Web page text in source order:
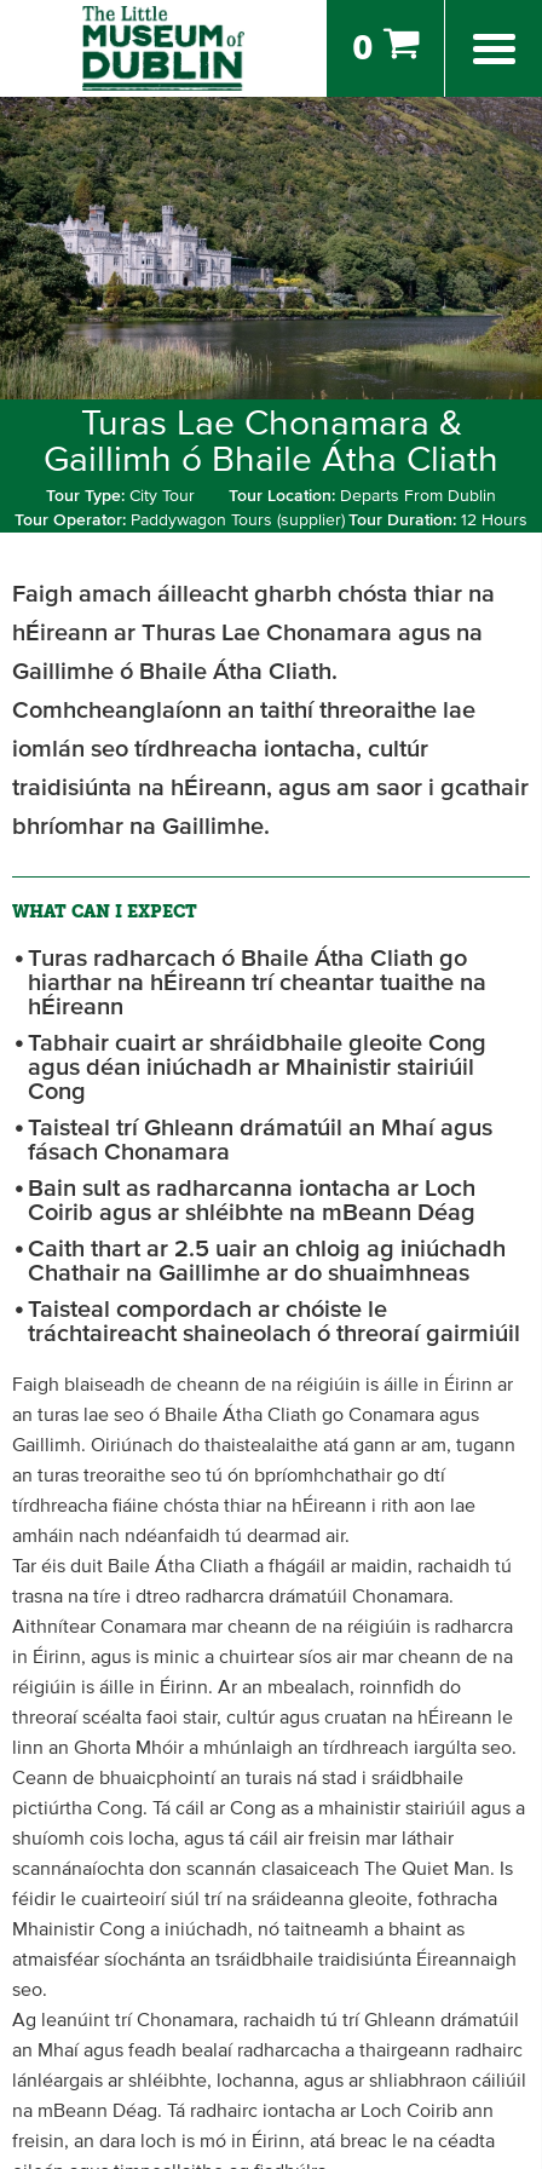
0
Turas Lae Chonamara &
Gaillimh ó Bhaile Átha Cliath
Tour Type: City Tour Tour Location: Departs From Dublin
Tour Operator: Paddywagon Tours (supplier) Tour Duration: 12 Hours
Faigh amach áilleacht gharbh chósta thiar na
hÉireann ar Thuras Lae Chonamara agus na
Gaillimhe ó Bhaile Átha Cliath.
Comhcheanglaíonn an taithí threoraithe lae
iomlán seo tírdhreacha iontacha, cultúr
traidisiúnta na hÉireann, agus am saor i gcathair
bhríomhar na Gaillimhe.
WHAT CAN I EXPECT
Turas radharcach ó Bhaile Átha Cliath go
hiarthar na hÉireann trí cheantar tuaithe na
hÉireann
Tabhair cuairt ar shráidbhaile gleoite Cong
agus déan iniúchadh ar Mhainistir stairiúil
Cong
Taisteal trí Ghleann drámatúil an Mhaí agus
fásach Chonamara
Bain sult as radharcanna iontacha ar Loch
Coirib agus ar shléibhte na mBeann Déag
Caith thart ar 2.5 uair an chloig ag iniúchadh
Chathair na Gaillimhe ar do shuaimhneas
Taisteal compordach ar chóiste le
tráchtaireacht shaineolach ó threoraí gairmiúil
Faigh blaiseadh de cheann de na réigiúin is áille in Éirinn ar
an turas lae seo ó Bhaile Átha Cliath go Conamara agus
Gaillimh. Oiriúnach do thaistealaithe atá gann ar am, tugann
an turas treoraithe seo tú ón bpríomhchathair go dtí
tírdhreacha fiáine chósta thiar na hÉireann i rith aon lae
amháin nach ndéanfaidh tú dearmad air.
Tar éis duit Baile Átha Cliath a fhágáil ar maidin, rachaidh tú
trasna na tíre i dtreo radharcra drámatúil Chonamara.
Aithnítear Conamara mar cheann de na réigiúin is radharcra
in Éirinn, agus is minic a chuirtear síos air mar cheann de na
réigiúin is áille in Éirinn. Ar an mbealach, roinnfidh do
threoraí scéalta faoi stair, cultúr agus cruatan na hÉireann le
linn an Ghorta Mhóir a mhúnlaigh an tírdhreach iargúlta seo.
Ceann de bhuaicphointí an turais ná stad i sráidbhaile
pictiúrtha Cong. Tá cáil ar Cong as a mhainistir stairiúil agus a
shuíomh cois locha, agus tá cáil air freisin mar láthair
scannánaíochta don scannán clasaiceach The Quiet Man. Is
féidir le cuairteoirí siúl trí na sráideanna gleoite, fothracha
Mhainistir Cong a iniúchadh, nó taitneamh a bhaint as
atmaisféar síochánta an tsráidbhaile traidisiúnta Éireannaigh
seo.
Ag leanúint trí Chonamara, rachaidh tú trí Ghleann drámatúil
an Mhaí agus feadh bealaí radharcacha a thairgeann radhairc
lánléargais ar shléibhte, lochanna, agus ar shliabhraon cáiliúil
na mBeann Déag. Tá radhairc iontacha ar Loch Coirib ann
freisin, an dara loch is mó in Éirinn, atá breac le na céadta